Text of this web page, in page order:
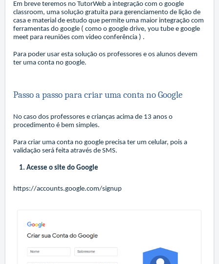
Em breve teremos no TutorWeb a integração com o google
classroom, uma solução gratuita para gerenciamento de lição de
casa e material de estudo que permite uma maior integração com
ferramentas do google ( como o google drive, you tube e google
meet para reuniões com video conferência ) .
Para poder usar esta solução os professores e os alunos devem
ter uma conta no google.
Passo a passo para criar uma conta no Google
No caso dos professores e crianças acima de 13 anos o
procedimento é bem simples.
Para criar uma conta no google precisa ter um celular, pois a
validação será feita através de SMS.
1. Acesse o site do Google
https://accounts.google.com/signup